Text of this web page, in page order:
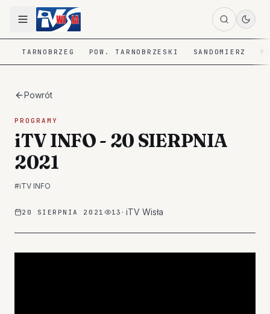
TARNOBRZEG POW. TARNOBRZESKI SANDOMIERZ
Powrót
PROGRAMY
iTV INFO - 20 SIERPNIA
2021
#iTV INFO
20 SIERPNIA 2021 13 · iTV Wisła